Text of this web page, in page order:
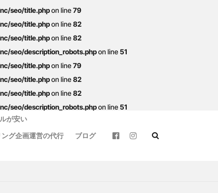
seo/title.phpon line79
seo/title.phpon line82
seo/title.phpon line82
seo/description_robots.phpon line51
seo/title.phpon line79
seo/title.phpon line82
seo/title.phpon line82
seo/description_robots.phpon line51
が安い
ング企画運営の代行
ブログ
バイ
カフェ
バイクウェア
トライドレンタル
定食
球磨
竹熊